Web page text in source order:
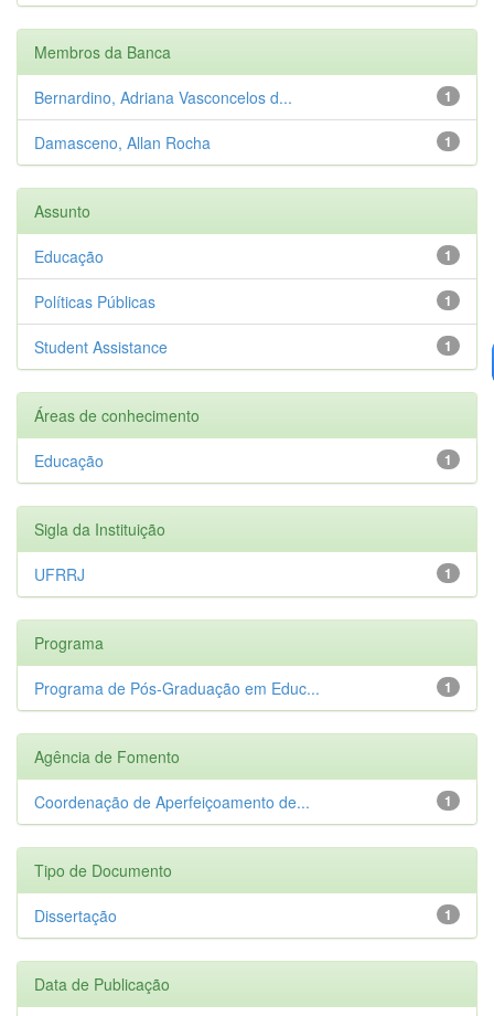
Membros da Banca
1
Bernardino, Adriana Vasconcelos d...
1
Damasceno, Allan Rocha
Assunto
1
Educação
1
Políticas Públicas
1
Student Assistance
Áreas de conhecimento
1
Educação
Sigla da Instituição
1
UFRRJ
Programa
1
Programa de Pós-Graduação em Educ...
Agência de Fomento
1
Coordenação de Aperfeiçoamento de...
Tipo de Documento
1
Dissertação
Data de Publicação